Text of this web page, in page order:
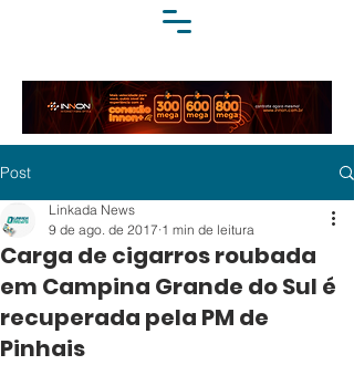
Post
Carga de cigarros roubada
em Campina Grande do Sul é
recuperada pela PM de
Pinhais
Linkada News
9 de ago. de 2017 1 min de leitura